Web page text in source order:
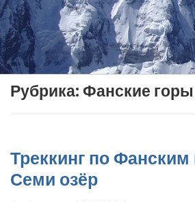
Рубрика:Фанские горы
Треккинг по
Семи озёр